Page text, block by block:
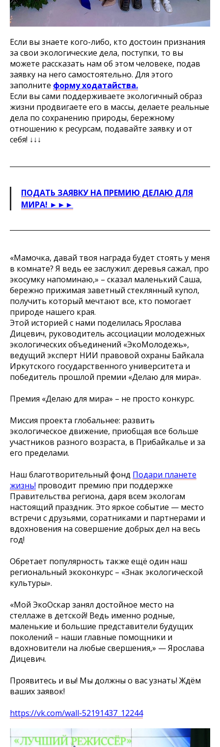
Если вы знаете кого-либо, кто достоин признания
за свои экологические дела, поступки, то вы
можете рассказать нам об этом человеке, подав
заявку на него самостоятельно. Для этого
заполните форму ходатайства.
Если вы сами поддерживаете экологичный образ
жизни продвигаете его в массы, делаете реальные
дела по сохранению природы, бережному
отношению к ресурсам, подавайте заявку и от
себя! ↓↓↓
ПОДАТЬ ЗАЯВКУ НА ПРЕМИЮ ДЕЛАЮ ДЛЯ
МИРА! ►►►
«Мамочка, давай твоя награда будет стоять у меня
в комнате? Я ведь ее заслужил: деревья сажал, про
экосумку напоминаю,» – сказал маленький Саша,
бережно прижимая заветный стеклянный купол,
получить который мечтают все, кто помогает
природе нашего края.
Этой историей с нами поделилась Ярослава
Дицевич, руководитель ассоциации молодежных
экологических объединений «ЭкоМолодежь»,
ведущий эксперт НИИ правовой охраны Байкала
Иркутского государственного университета и
победитель прошлой премии «Делаю для мира».
Премия «Делаю для мира» – не просто конкурс.
Миссия проекта глобальнее: развить
экологическое движение, приобщая все больше
участников разного возраста, в Прибайкалье и за
его пределами.
Наш благотворительный фонд Подари планете
жизнь! проводит премию при поддержке
Правительства региона, даря всем экологам
настоящий праздник. Это яркое событие — место
встречи с друзьями, соратниками и партнерами и
вдохновения на совершение добрых дел на весь
год!
Обретает популярность также ещё один наш
региональный экоконкурс – «Знак экологической
культуры».
«Мой ЭкоОскар занял достойное место на
стеллаже в детской! Ведь именно родные,
маленькие и большие представители будущих
поколений – наши главные помощники и
вдохновители на любые свершения,» — Ярослава
Дицевич.
Проявитесь и вы! Мы должны о вас узнать! Ждём
ваших заявок!
https://vk.com/wall-52191437_12244